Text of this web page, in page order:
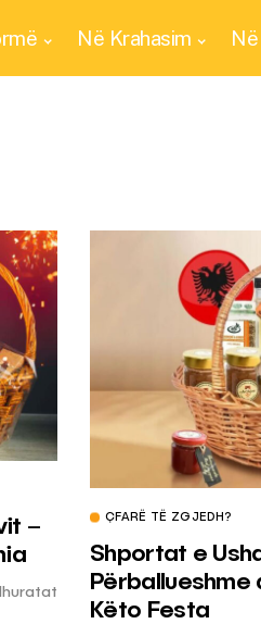
Në Krahasim
–
ÇFARË TË ZGJEDH?
Shportat e
Përballueshme
Këto Festa